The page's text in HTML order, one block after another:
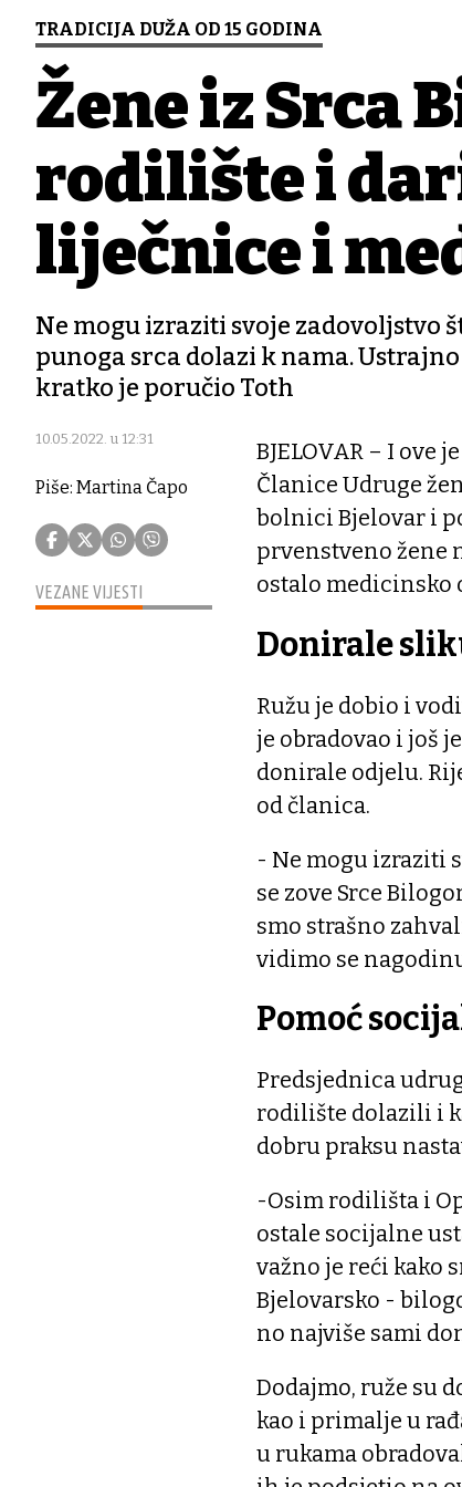
TRADICIJA DUŽA OD 15 GODINA
Žene iz Srca
rodilište i
liječnice i
Ne mogu izraziti svoje zadovoljstvo
punoga srca dolazi k nama.
kratko je poručio Toth
10.05.2022. u 12:31
Piše: Martina Čapo
VEZANE VIJESTI
BJELOVAR – I ove
Članice Udruge
bolnici Bjelovar i
prvenstveno žene
ostalo medicinsko
Donirale
Ružu je dobio i
je obradovao i još
donirale odjelu.
od članica.
- Ne mogu izraziti
se zove Srce
smo strašno
vidimo se
Pomoć
Predsjednica
rodilište dolazili i
dobru praksu
-Osim rodilišta i
ostale socijalne
važno je reći kako
Bjelovarsko -
no najviše sami
Dodajmo, ruže su
kao i primalje u
u rukama